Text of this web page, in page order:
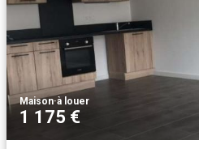
Maison·à louer
1 175 €